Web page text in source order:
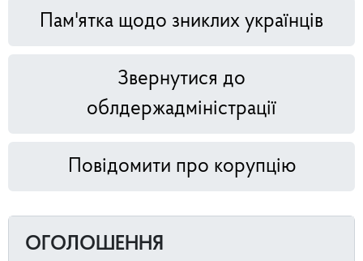
Пам'ятка щодо зниклих українців
Звернутися до
облдержадміністрації
Повідомити про корупцію
ОГОЛОШЕННЯ